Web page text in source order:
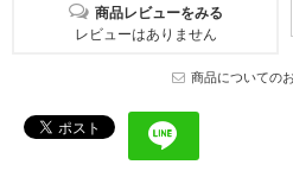
商品レビューをみる
レビューはありません
商品についての